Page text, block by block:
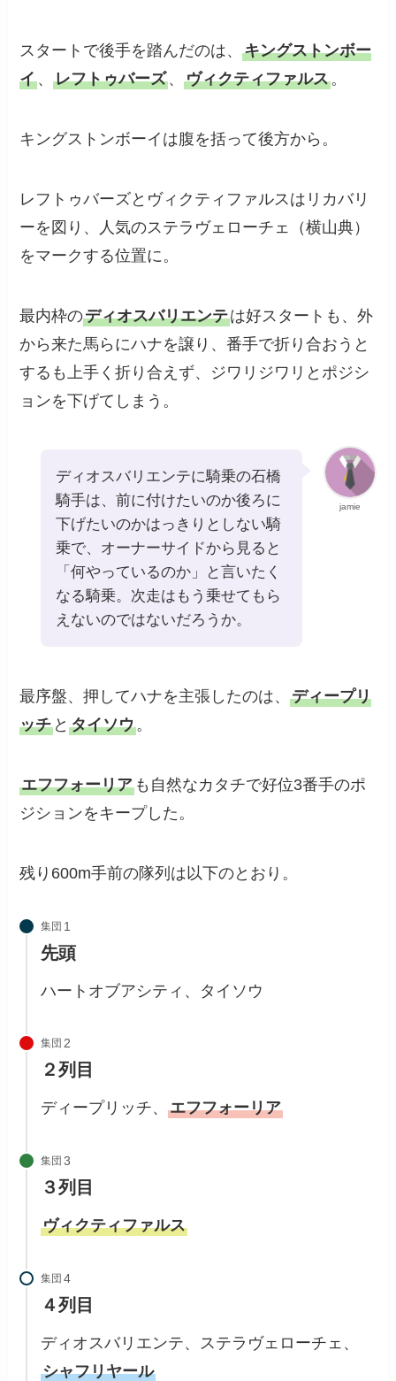
スタートで後手を踏んだのは、キングストンボー
イ、レフトゥバーズ、ヴィクティファルス。
キングストンボーイは腹を括って後方から。
レフトゥバーズとヴィクティファルスはリカバリ
ーを図り、人気のステラヴェローチェ（横山典）
をマークする位置に。
最内枠のディオスバリエンテは好スタートも、外
から来た馬らにハナを譲り、番手で折り合おうと
するも上手く折り合えず、ジワリジワリとポジシ
ョンを下げてしまう。
jamie
ディオスバリエンテに騎乗の石橋
騎手は、前に付けたいのか後ろに
下げたいのかはっきりとしない騎
乗で、オーナーサイドから見ると
「何やっているのか」と言いたく
なる騎乗。次走はもう乗せてもら
えないのではないだろうか。
最序盤、押してハナを主張したのは、ディープリ
ッチ とタイソウ。
エフフォーリア も自然なカタチで好位3番手のポ
ジションをキープした。
残り600m手前の隊列は以下のとおり。
集団
先頭
ハートオブアシティ、タイソウ
集団
２列目
ディープリッチ、エフフォーリア
集団
３列目
ヴィクティファルス
集団
４列目
ディオスバリエンテ、ステラヴェローチェ、
シャフリヤール